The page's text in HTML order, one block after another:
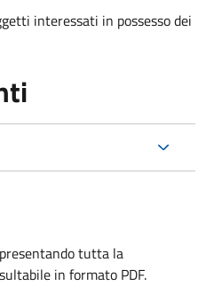
interessati in possesso dei
tutta la
in formato PDF.